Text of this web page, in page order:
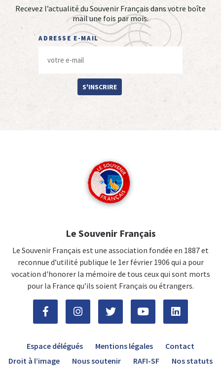
Recevez l’actualité du Souvenir Français dans votre boîte
mail une fois par mois.
ADRESSE E-MAIL
S'INSCRIRE
Le Souvenir Français
Le Souvenir Français est une association fondée en 1887 et
reconnue d’utilité publique le 1er février 1906 qui a pour
vocation d'honorer la mémoire de tous ceux qui sont morts
pour la France qu’ils soient Français ou étrangers.
Espace délégués Mentions légales
Contact
Droit à l’image
Nous soutenir RAFI-SF Nos statuts